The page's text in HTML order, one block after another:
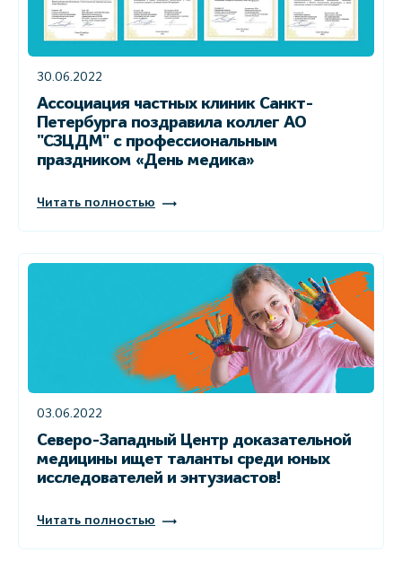
30.06.2022
Ассоциация частных клиник Санкт-
Петербурга поздравила коллег АО
"СЗЦДМ" с профессиональным
праздником «День медика»
Читать полностью
03.06.2022
Северо-Западный Центр доказательной
медицины ищет таланты среди юных
исследователей и энтузиастов!
Читать полностью